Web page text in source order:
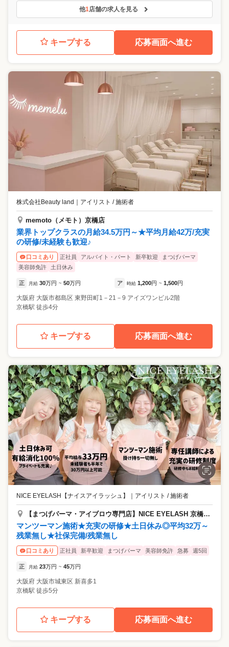
他1店舗の求人を見る
キープする 応募画面へ進む
株式会社Beauty land アイリスト / 施術者
memoto（メモト）京橋店
業界トップクラスの月給34.5万円～★平均月給42万/充実
の研修/未経験も歓迎♪
口コミあり 正社員 アルバイト・パート 新卒歓迎
まつげパーマ
美容師免許
土日休み
正 月給 30万円 ~ 50万円 ア 時給 1,200円 ~ 1,500円
大阪府 大阪市都島区 東野田町1－21－9 アイズワンビル2階
京橋駅 徒歩4分
キープする 応募画面へ進む
NICE EYELASH【ナイスアイラッシュ】 アイリスト / 施術者
【まつげパーマ・アイブロウ専門店】NICE EYELASH 京橋駅前店
マンツーマン施術★充実の研修★土日休み◎平均32万～
残業無し★社保完備/残業無し
口コミあり 正社員 新卒歓迎 まつげパーマ 美容師免許 急募 週5回
正 月給 23万円 ~ 45万円
大阪府 大阪市城東区 新喜多1
京橋駅 徒歩5分
キープする 応募画面へ進む